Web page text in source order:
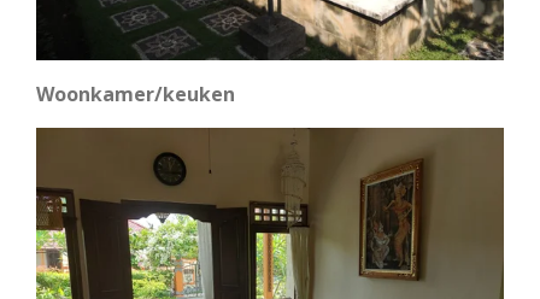
Woonkamer/keuken